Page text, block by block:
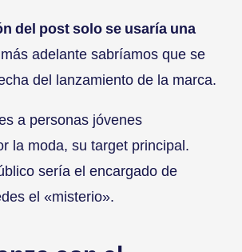
del post solo se usaría una
adelante sabríamos que se
del lanzamiento de la marca.
a personas jóvenes
la moda, su target principal.
sería el encargado de
el «misterio».